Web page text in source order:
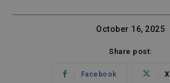
October 16, 2025
Share post:
Facebook X